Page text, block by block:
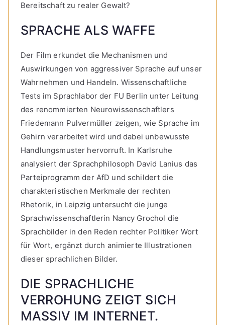
Bereitschaft zu realer Gewalt?
SPRACHE ALS WAFFE
Der Film erkundet die Mechanismen und
Auswirkungen von aggressiver Sprache auf unser
Wahrnehmen und Handeln. Wissenschaftliche
Tests im Sprachlabor der FU Berlin unter Leitung
des renommierten Neurowissenschaftlers
Friedemann Pulvermüller zeigen, wie Sprache im
Gehirn verarbeitet wird und dabei unbewusste
Handlungsmuster hervorruft. In Karlsruhe
analysiert der Sprachphilosoph David Lanius das
Parteiprogramm der AfD und schildert die
charakteristischen Merkmale der rechten
Rhetorik, in Leipzig untersucht die junge
Sprachwissenschaftlerin Nancy Grochol die
Sprachbilder in den Reden rechter Politiker Wort
für Wort, ergänzt durch animierte Illustrationen
dieser sprachlichen Bilder.
DIE SPRACHLICHE
VERROHUNG ZEIGT SICH
MASSIV IM INTERNET.